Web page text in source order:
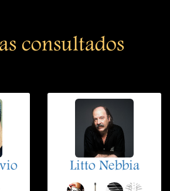
consultados
Litto Nebbia